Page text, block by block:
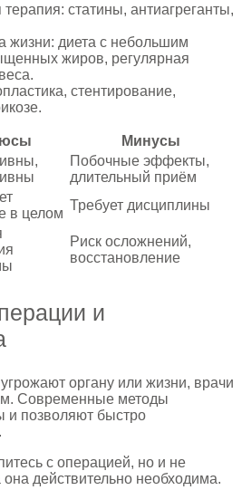
статины, антиагреганты,
жизни: диета с небольшим
жиров, регулярная
стентирование,
Минусы
Побочные эффекты,
длительный приём
в целом
Требует дисциплины
Риск осложнений,
восстановление
и
органу или жизни, врачи
Современные методы
и позволяют быстро
с операцией, но и не
она действительно необходима.